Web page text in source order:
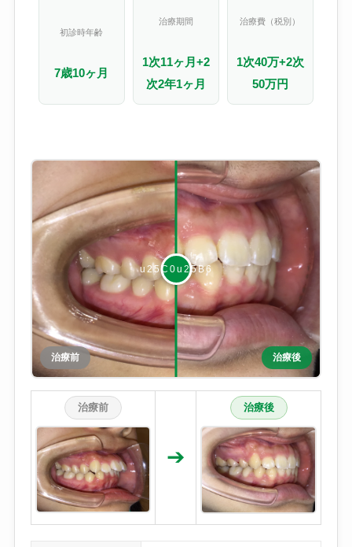
初診時年齢
7歳10ヶ月
治療期間
1次11ヶ月+2
次2年1ヶ月
治療費（税別）
1次40万+2次
50万円
治療前 治療後
治療前
➔
治療後